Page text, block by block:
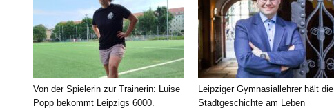
Von der Spielerin zur Trainerin: Luise
Popp bekommt Leipzigs 6000.
Leipziger Gymnasiallehrer hält die
Stadtgeschichte am Leben